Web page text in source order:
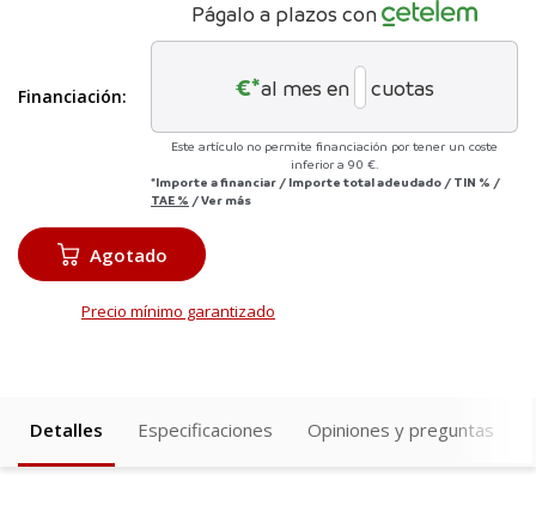
Financiación:
Págalo a plazos con
€*al mes en cuotas
Este artículo no permite financiación por tener un coste
inferior a 90 €.
*Importe a financiar / Importe total adeudado / TIN % /
TAE % /Ver más
Agotado
Precio mínimo garantizado
Detalles Especificaciones Opiniones y preguntas